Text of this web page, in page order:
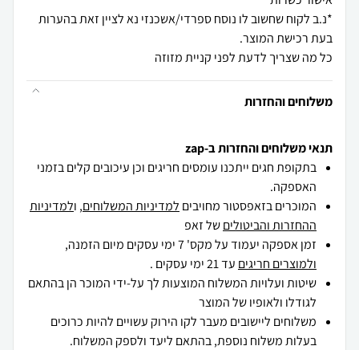
*נ.ב לקוח שחשוב לו נוסח ספרדי/אשכנזי נא לציין זאת בהערות
כל מה שצריך לדעת לפני קניית מזוזה
משלוחים והחזרות
תנאי משלוחים והחזרות ב-zap
בתקופת חגים ייתכנו עומסים חריגים וכן עיכובים קלים בזמני
האספקה.
המוכרים בזאפסטור מחויבים למדיניות המשלוחים, ולמדיניות
ההחזרות והביטוליםשל זאפ
זמן אספקה יעמוד על מקס' 7 ימי עסקים מיום הזמנה,
ולמוצרים חריגים עד 21 ימי עסקים .
שיטות ועלויות המשלוח המוצעות לך על-ידי המוכר הן בהתאם
לגודלו ולאופיו של המוצר
משלוחים ליישובים מעבר לקו הירוק עשויים להיות כרוכים
בעלות משלוח נוספת, בהתאם ליעד ולספק המשלוח.